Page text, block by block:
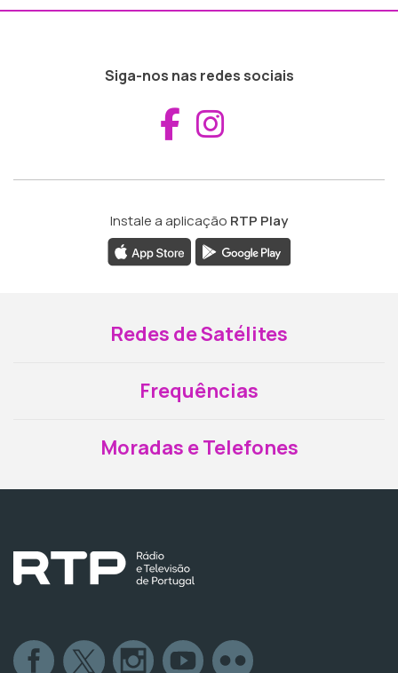
Siga-nos nas redes sociais
Aceder ao
Instale a aplicação RTP Play
Redes de Satélites
Frequências
Moradas e Telefones